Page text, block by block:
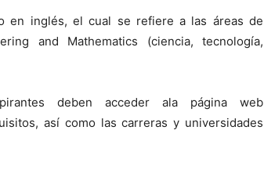
en inglés, el cual se refiere a las áreas de
and Mathematics (ciencia, tecnología,
deben acceder ala página web
así como las carreras y universidades